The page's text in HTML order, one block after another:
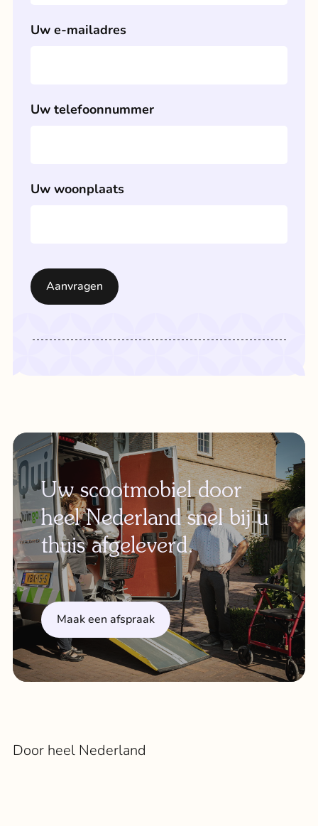
Uw e-mailadres
Uw telefoonnummer
Uw woonplaats
Uw scootmobiel door
heel Nederland snel bij u
thuis afgeleverd.
Maak een afspraak
Door heel Nederland